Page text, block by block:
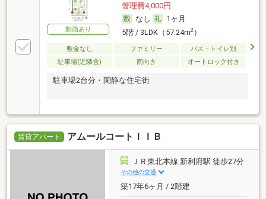
動画あり
管理費4,000円
なし
1ヶ月
5階 / 3LDK（57.24m2）
敷金なし ファミリー
バス・トイレ別
駐車場(近隣含)
南向き オートロック付き
駐車場2台分・閑静な住宅街
賃貸アパート アムールコートＩＩＢ
ＪＲ東北本線 新利府駅 徒歩27分
その他の交通
築17年6ヶ月 / 2階建